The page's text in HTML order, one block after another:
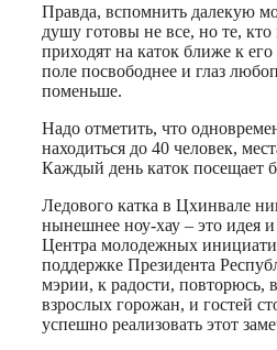
Правда, вспомнить далекую
душу готовы не все, но те, кто
приходят на каток ближе к
поле посвободнее и глаз
поменьше.
Надо отметить, что
находиться до 40 человек,
Каждый день каток посещает
Ледового катка в Цхинвале
нынешнее ноу-хау – это идея
Центра молодежных
поддержке Президента
мэрии, к радости, повторюсь,
взрослых горожан, и гостей
успешно реализовать этот